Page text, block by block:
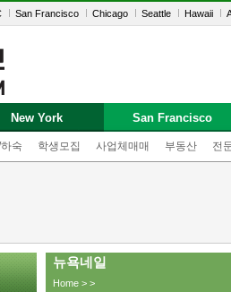
San Francisco Chicago Seattle Hawaii
New York
숙 학생모집 사업체매매 부동산 전
San Francisco
뉴욕네일
Home > >